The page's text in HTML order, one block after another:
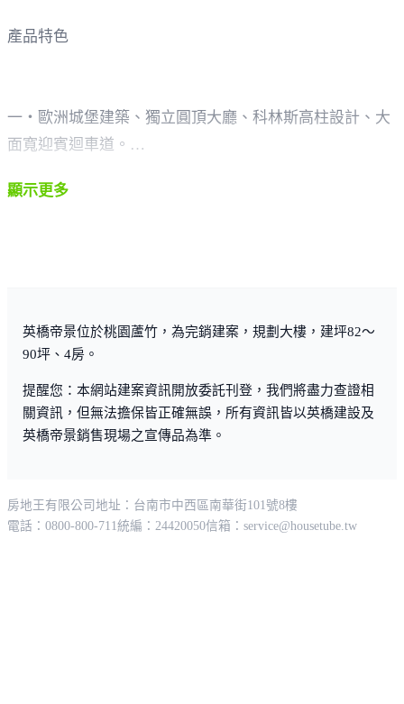
產品特色
一‧歐洲城堡建築、獨立圓頂大廳、科林斯高柱設計、大
面寬迎賓迴車道。
二‧歐洲公園廣場式美學造街，街廓富寬逾10米以上林蔭
環境介紹
一‧國家級公園永久保育線地、面積寬廣達萬坪、戶外戶
外休閒天地。
顯示更多
英橋帝景位於桃園蘆竹，為完銷建案，規劃大樓，建坪82～
90坪、4房。
提醒您：本網站建案資訊開放委託刊登，我們將盡力查證相
關資訊，但無法擔保皆正確無誤，所有資訊皆以英橋建設及
英橋帝景銷售現場之宣傳品為準。
房地王有限公司 地址：台南市中西區南華街101號8樓
電話：0800-800-711統編：24420050信箱： service@housetube.tw